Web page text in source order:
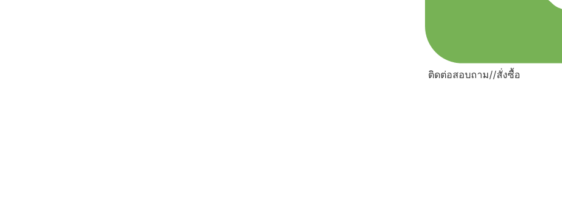
ติดต่อสอบถาม//สั่งซื้อ